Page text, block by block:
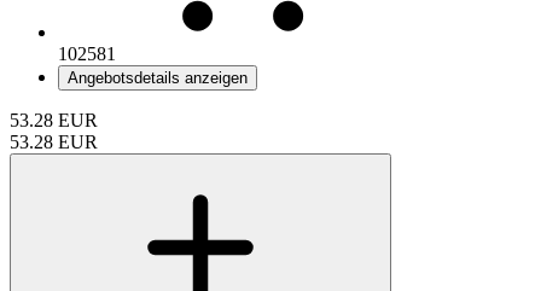
102581
Angebotsdetails anzeigen
53.28 EUR
53.28 EUR